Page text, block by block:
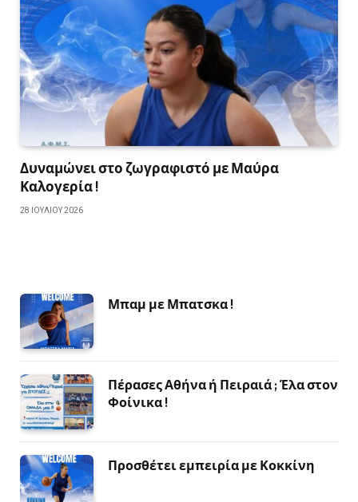
Δυναμώνει στο ζωγραφιστό με Μαύρα
Καλογερία !
28 ΙΟΥΛΊΟΥ 2026
Μπαμ με Μπατσκα !
Πέρασες Αθήνα ή Πειραιά ; Έλα στον
Φοίνικα !
Προσθέτει εμπειρία με Κοκκίνη